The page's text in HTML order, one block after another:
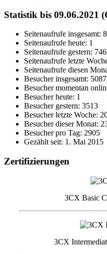
Statistik bis 09.06.2021
Seitenaufrufe insgesamt:
Seitenaufrufe heute: 1
Seitenaufrufe gestern:
Seitenaufrufe letzte
Seitenaufrufe diesen
Besucher insgesamt:
Besucher momentan
Besucher heute: 1
Besucher gestern: 3513
Besucher letzte Woche:
Besucher dieser Monat:
Besucher pro Tag: 2905
Gezählt seit: 1. Mai 2015
Zertifizierungen
3CX Basic
3CX